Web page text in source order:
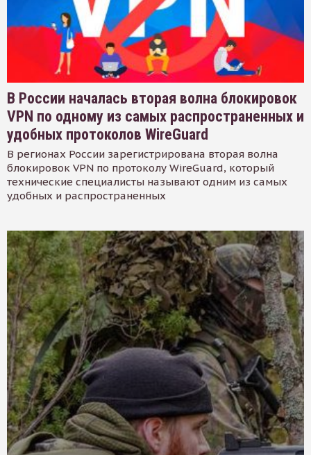
В России началась вторая волна блокировок
VPN по одному из самых распространенных и
удобных протоколов WireGuard
В регионах России зарегистрирована вторая волна
блокировок VPN по протоколу WireGuard, который
технические специалисты называют одним из самых
удобных и распространенных